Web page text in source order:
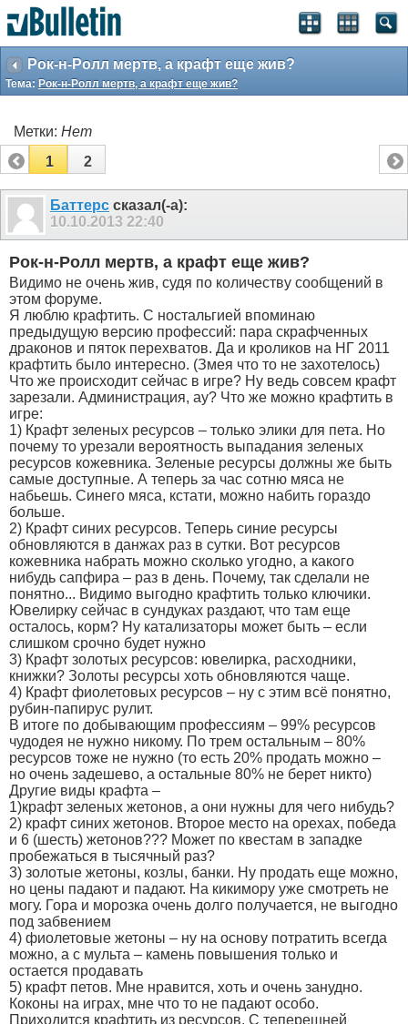
Рок-н-Ролл мертв, а крафт еще жив?
Тема: Рок-н-Ролл мертв, а крафт еще жив?
Метки: Нет
1
2
Баттерс сказал(-а):
10.10.2013 22:40
Рок-н-Ролл мертв, а крафт еще жив?
Видимо не очень жив, судя по количеству сообщений в
этом форуме.
Я люблю крафтить. С ностальгией впоминаю
предыдущую версию профессий: пара скрафченных
драконов и пяток перехватов. Да и кроликов на НГ 2011
крафтить было интересно. (Змея что то не захотелось)
Что же происходит сейчас в игре? Ну ведь совсем крафт
зарезали. Администрация, ау? Что же можно крафтить в
игре:
1) Крафт зеленых ресурсов – только элики для пета. Но
почему то урезали вероятность выпадания зеленых
ресурсов кожевника. Зеленые ресурсы должны же быть
самые доступные. А теперь за час сотню мяса не
набьешь. Синего мяса, кстати, можно набить гораздо
больше.
2) Крафт синих ресурсов. Теперь синие ресурсы
обновляются в данжах раз в сутки. Вот ресурсов
кожевника набрать можно сколько угодно, а какого
нибудь сапфира – раз в день. Почему, так сделали не
понятно... Видимо выгодно крафтить только ключики.
Ювелирку сейчас в сундуках раздают, что там еще
осталось, корм? Ну катализаторы может быть – если
слишком срочно будет нужно
3) Крафт золотых ресурсов: ювелирка, расходники,
книжки? Золоты ресурсы хоть обновляются чаще.
4) Крафт фиолетовых ресурсов – ну с этим всё понятно,
рубин-папирус рулит.
В итоге по добывающим профессиям – 99% ресурсов
чудодея не нужно никому. По трем остальным – 80%
ресурсов тоже не нужно (то есть 20% продать можно –
но очень задешево, а остальные 80% не берет никто)
Другие виды крафта –
1)крафт зеленых жетонов, а они нужны для чего нибудь?
2) крафт синих жетонов. Второе место на орехах, победа
и 6 (шесть) жетонов??? Может по квестам в западке
пробежаться в тысячный раз?
3) золотые жетоны, козлы, банки. Ну продать еще можно,
но цены падают и падают. На кикимору уже смотреть не
могу. Гора и морозка очень долго получается, не выгодно
под забвением
4) фиолетовые жетоны – ну на основу потратить всегда
можно, а с мульта – камень повышения только и
остается продавать
5) крафт петов. Мне нравится, хоть и очень занудно.
Коконы на играх, мне что то не падают особо.
Приходится крафтить из ресурсов. С теперешней